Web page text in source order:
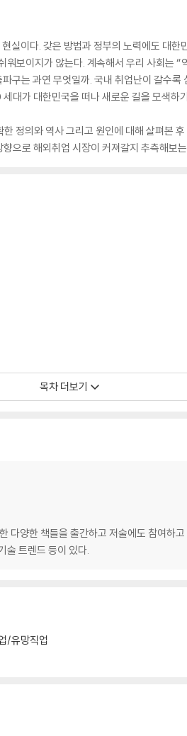
실이다. 갖은 방법과 정부의 노력에도 대
보이지가 않는다. 계속해서 우리 사회는
구는 과연 무엇일까. 국내 취업난이 갈수록
대가 대한민국을 떠나 새로운 길을 모색하
정의와 역사 그리고 원인에 대해 살펴본
으로 해외취업 시장이 커져갈지 추측해보
목차 더보기
다양한 책들을 출간하고 저술에도 참여하
술 트렌드 등이 있다.
/유망직업